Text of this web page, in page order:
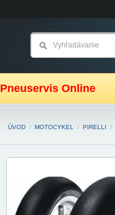
Pneuservis Online
ÚVOD / MOTOCYKEL / PIRELLI /